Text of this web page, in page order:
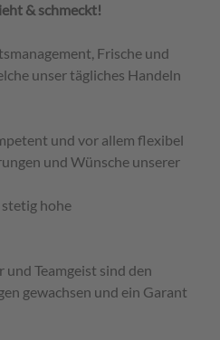
& schmeckt!
Frische und
unser tägliches Handeln
und vor allem flexibel
und Wünsche unserer
hohe
Teamgeist sind den
gewachsen und ein Garant